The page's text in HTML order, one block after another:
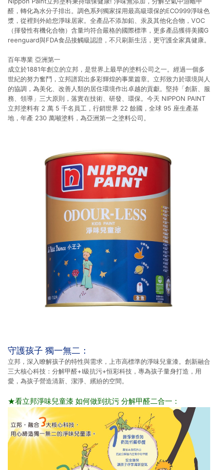
醛，轉化為水分子排出。調色系列獨家採用最高級環保的ECO999淨味色
漿，從裡到外給您淨味居家。全產品不添加鉛、汞及其他化合物，VOC
（揮發性有機化合物）含量均符合嚴格的國際標準，更多產品獲得美國G
reenguard與FDA食品接觸級認證，不只刷新生活，更守護全家真健康。
百年專業 亞洲第一
成立於1881年創立的立邦，是世界上最早的塗料公司之一。經過一個多
世紀的努力奮鬥，立邦譜寫出多彩輝煌的事業篇章。立邦致力於環境與人
的協調，為美化、改善人類的居住環境作出卓越的貢獻。堅持「創新、服
務、領導」三大原則，落實在技術、研發、環保。今天 NIPPON PAINT
立邦塗料有 2 萬 5 千名員工，行銷世界 22 餘國，全球 95 座生產基
地，年產 230 萬噸塗料，為亞洲第一之塗料公司。
守護孩子 獨一無二：
立邦，深入瞭解孩子的特性與需求，上市高標準的淨味兒童漆。創新融合
三大核心科技：分解甲醛+I級抗污+恒彩科技，專為孩子量身打造，用
愛，為孩子營造清新、潔淨、繽紛的空間。
★看立邦淨味兒童漆 如何做到抗污 分解甲醛二合一：